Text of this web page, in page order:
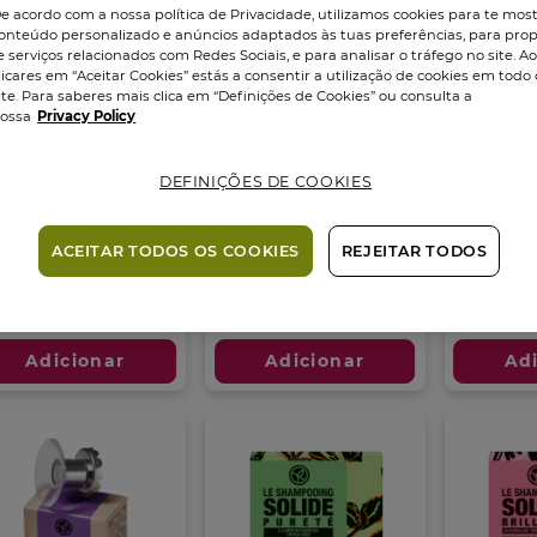
60 g
Adicionar
Desodorizante
Stick 50 g
3.2 (14)
3.2
estrelas.
análises
Adicionar
Sabonete
4.5
estrelas.
análises
acordo com a nossa política de Privacidade, utilizamos cookies para te
personalizado e anúncios adaptados às tuas preferências, para
serviços relacionados com Redes Sociais, e para analisar o tráfego no site. Ao
em “Aceitar Cookies” estás a consentir a utilização de cookies em todo
Para saberes mais clica em “Definições de Cookies” ou consulta a
Privacy Policy
DEFINIÇÕES DE COOKIES
REJEITAR TODOS
ACEITAR TODOS OS COOKIES